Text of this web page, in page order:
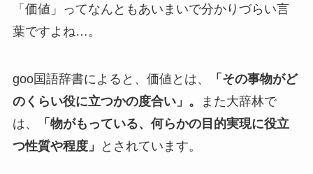
「価値」ってなんともあいまいで分かりづらい言
葉ですよね…。
goo国語辞書によると、価値とは、
「その事物がど
のくらい役に立つかの度合い」。
また大辞林​​で
は、
「物がもっている、何らかの目的実現に役立
つ性質や程度​​」
とされています。